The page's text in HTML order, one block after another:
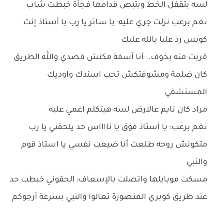
لسه بتقفل الخط وبتبص قدامها فجأة خبطت شاب
نغم برعب نزلت جري عليه: يا ساتر يا رب يا أستاذ إنت
كويس رد عليا بالله عليك
قربت منه بخوف.. أنا آسفة مكنش قصدي والله الطريق
كان ضلمة ومشوفتكش تحب اسندك واوديك
المستشفي
مراد كان نايم عالارض لسه هيتكلم اغمي عليه
نغم برعب: يا أستاذ فوق يا نااااس حد يلحقني يا رب
متكونش روحه طلعت أنا ضيعت نفسي يا استاذ قوم
والنبي
مسكت موبايلها واتصلت بالإسعاف: الحقوني خبطت حد
عند طريق كوبري المنصورة تعالوا والنبي بسرعة أرجوكم